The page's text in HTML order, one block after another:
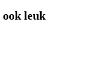
ook leuk